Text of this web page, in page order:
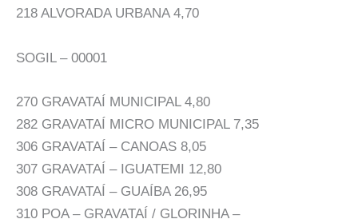
218 ALVORADA URBANA 4,70
SOGIL – 00001
270 GRAVATAÍ MUNICIPAL 4,80
282 GRAVATAÍ MICRO MUNICIPAL 7,35
306 GRAVATAÍ – CANOAS 8,05
307 GRAVATAÍ – IGUATEMI 12,80
308 GRAVATAÍ – GUAÍBA 26,95
310 POA – GRAVATAÍ / GLORINHA –